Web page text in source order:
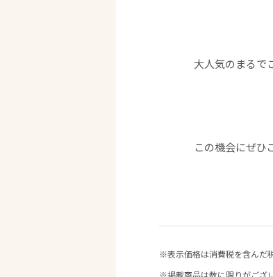
大人気のまるで
この機会にぜ
※表示価格は消費税を含んだ
※掲載商品は数に限りがござ